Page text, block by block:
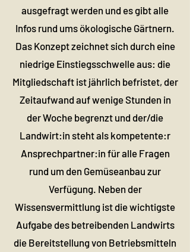
ausgefragt werden und es gibt alle
Infos rund ums ökologische Gärtnern.
Das Konzept zeichnet sich durch eine
niedrige Einstiegsschwelle aus: die
Mitgliedschaft ist jährlich befristet, der
Zeitaufwand auf wenige Stunden in
der Woche begrenzt und der/die
Landwirt:in steht als kompetente:r
Ansprechpartner:in für alle Fragen
rund um den Gemüseanbau zur
Verfügung. Neben der
Wissensvermittlung ist die wichtigste
Aufgabe des betreibenden Landwirts
die Bereitstellung von Betriebsmitteln